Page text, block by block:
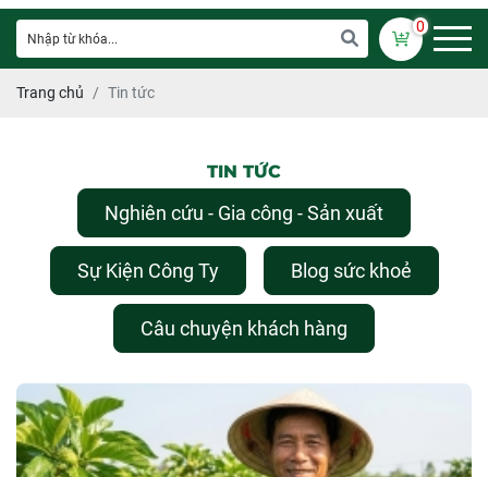
0
Trang chủ Tin tức
TIN TỨC
Nghiên cứu - Gia công - Sản xuất
Sự Kiện Công Ty Blog sức khoẻ
Câu chuyện khách hàng